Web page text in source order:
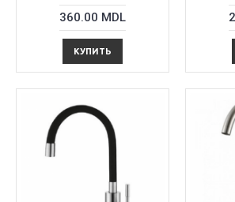
360.00 MDL
КУПИТЬ